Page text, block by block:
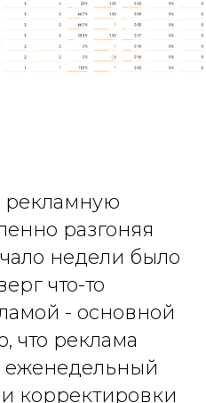
рекламную
разгоняя
недели было
что-то
- основной
что реклама
еженедельный
корректировки